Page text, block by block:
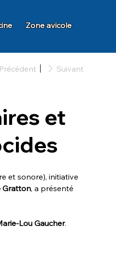
Zone avicole
Précédent Suivant
et
et sonore), initiative
Gratton, a présenté
Lou Gaucher.